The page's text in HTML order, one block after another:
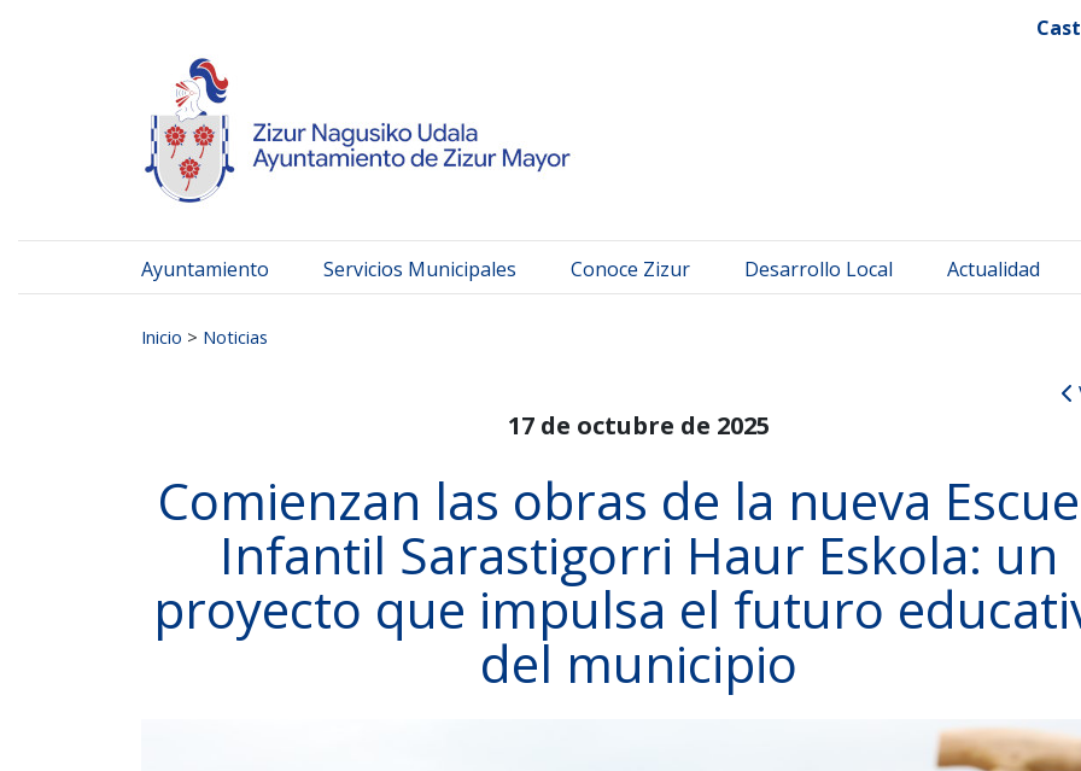
Ayuntamiento Servicios Municipales Conoce Zizur Desarrollo Local Actualidad
Inicio > Noticias
17 de octubre de 2025
Comienzan las obras de la nueva
Infantil Sarastigorri Haur Eskola: un
proyecto que impulsa el futuro
del municipio